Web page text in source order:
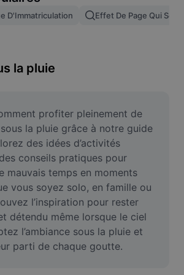
l'arrière-plan d'images
d'images
en ligne
D'Immatriculation Effet De Page Qui Se
la pluie
profiter pleinement de
la pluie grâce à notre guide
des idées d’activités
conseils pratiques pour
mauvais temps en moments
vous soyez solo, en famille ou
l’inspiration pour rester
détendu même lorsque le ciel
l’ambiance sous la pluie et
parti de chaque goutte.